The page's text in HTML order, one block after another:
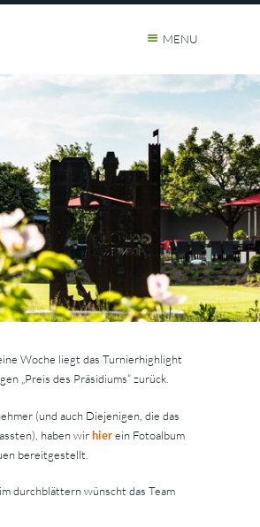
MENU
Woche liegt das Turnierhighlight
„Preis des Präsidiums“ zurück.
(und auch Diejenigen, die das
haben wirhierein Fotoalbum
bereitgestellt.
durchblättern wünscht das Team